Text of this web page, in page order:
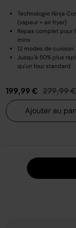
Technologie Ninja
(vapeur + air fryer)
Repas complet pour
mins
12 modes de cuisson
Jusqu'à 50% plus
qu'un four standard
199,99 € Prix
279,99
Ajouter au